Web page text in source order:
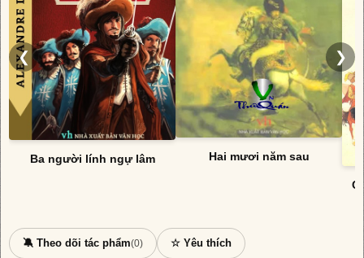
❮
Ba người lính ngự lâm Hai mươi năm sau
❯
🔕 Theo dõi tác phẩm(0) ☆ Yêu thích